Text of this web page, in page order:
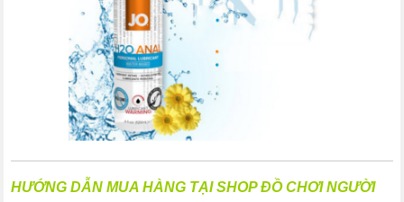
HƯỚNG DẪN MUA HÀNG TẠI SHOP ĐỒ CHƠI NGƯỜI